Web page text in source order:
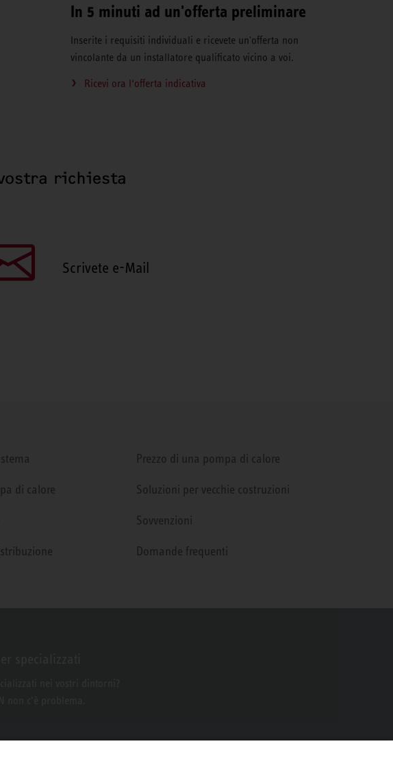
In 5 minuti ad un'offerta preliminare
Inserite i requisiti individuali e ricevete un'offerta non
vincolante da un installatore qualificato vicino a voi.
Ricevi ora l‘offerta indicativa
richiesta
Scrivete e-Mail
di calore
Prezzo di una pompa di calore
Soluzioni per vecchie costruzioni
Sovvenzioni
Domande frequenti